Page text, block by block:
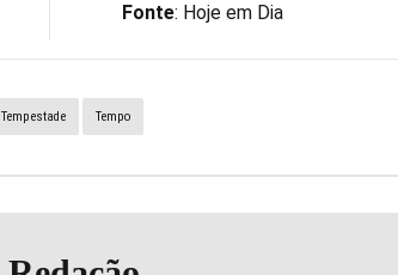
Fonte: Hoje em Dia
Tempestade Tempo